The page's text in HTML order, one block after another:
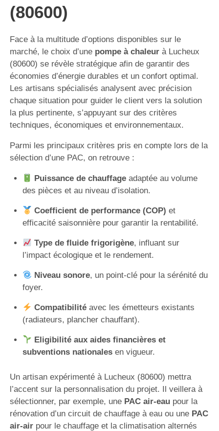
(80600)
Face à la multitude d’options disponibles sur le
marché, le choix d’une pompe à chaleur à Lucheux
(80600) se révèle stratégique afin de garantir des
économies d’énergie durables et un confort optimal.
Les artisans spécialisés analysent avec précision
chaque situation pour guider le client vers la solution
la plus pertinente, s’appuyant sur des critères
techniques, économiques et environnementaux.
Parmi les principaux critères pris en compte lors de la
sélection d’une PAC, on retrouve :
Puissance de chauffageadaptée au volume
des pièces et au niveau d’isolation.
Coefficient de performance (COP) et
efficacité saisonnière pour garantir la rentabilité.
Type de fluide frigorigène, influant sur
l’impact écologique et le rendement.
Niveau sonore, un point-clé pour la sérénité du
foyer.
Compatibilitéavec les émetteurs existants
(radiateurs, plancher chauffant).
Eligibilité aux aides financières et
subventions nationalesen vigueur.
Un artisan expérimenté à Lucheux (80600) mettra
l’accent sur la personnalisation du projet. Il veillera à
sélectionner, par exemple, une PAC air-eau pour la
rénovation d’un circuit de chauffage à eau ou une PAC
air-air pour le chauffage et la climatisation alternés